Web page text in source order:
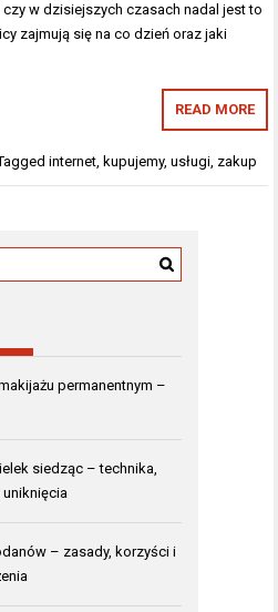
w dzisiejszych czasach nadal jest to
zajmują się na co dzień oraz jaki
READ MORE
internet, kupujemy,usługi, zakup
permanentnym –
siedząc – technika,
uniknięcia
– zasady, korzyści i